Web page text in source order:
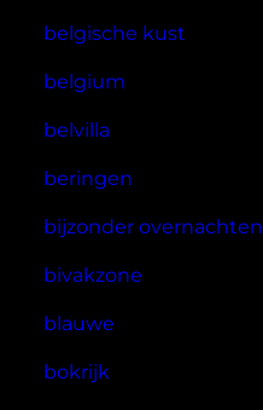
belgische kust
belgium
belvilla
beringen
bijzonder overnachten
bivakzone
blauwe
bokrijk